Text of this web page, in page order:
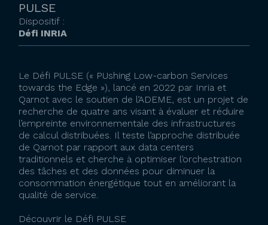
PULSE
Dispositif :
Défi INRIA
Le Défi PULSE (« PUshing Low-carbon Services
towards the Edge »), lancé en 2022 par Inria et
Qarnot avec le soutien de l’ADEME, est un projet de
recherche de quatre ans visant à évaluer et réduire
l’empreinte environnementale des infrastructures
de calcul distribuées. Il teste l’approche distribuée
de Qarnot par rapport aux data centers
traditionnels et cherche à optimiser l’orchestration
des tâches et des données pour diminuer la
consommation énergétique tout en améliorant la
qualité de service.
Découvrir le Défi PULSE